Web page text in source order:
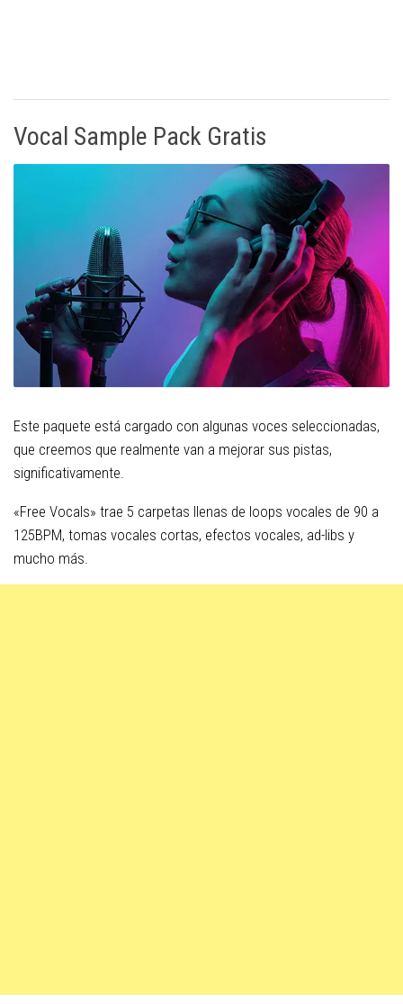
Vocal Sample Pack Gratis
Este paquete está cargado con algunas voces seleccionadas,
que creemos que realmente van a mejorar sus pistas,
significativamente.
«Free Vocals» trae 5 carpetas llenas de loops vocales de 90 a
125BPM, tomas vocales cortas, efectos vocales, ad-libs y
mucho más.